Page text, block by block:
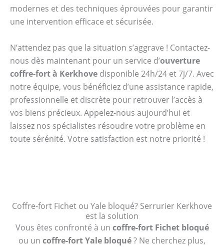
modernes et des techniques éprouvées pour garantir
une intervention efficace et sécurisée.
N’attendez pas que la situation s’aggrave ! Contactez-
nous dès maintenant pour un service d’ouverture
coffre-fort à Kerkhove disponible 24h/24 et 7j/7. Avec
notre équipe, vous bénéficiez d’une assistance rapide,
professionnelle et discrète pour retrouver l’accès à
vos biens précieux. Appelez-nous aujourd’hui et
laissez nos spécialistes résoudre votre problème en
toute sérénité. Votre satisfaction est notre priorité !
Coffre-fort Fichet ou Yale bloqué? Serrurier Kerkhove
est la solution
Vous êtes confronté à un coffre-fort Fichet bloqué
ou un coffre-fort Yale bloqué? Ne cherchez plus,